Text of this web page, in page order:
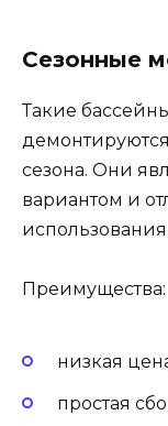
Сезонные
Такие
сезона. Они
вариантом и
использования.
Преимущества:
низкая
простая